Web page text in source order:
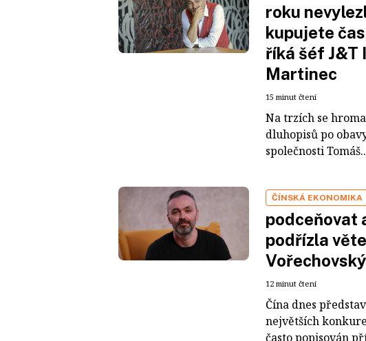
roku
kupujete
říká šéf J&T
Martinec
15 minut čtení
Na trzích se
dluhopisů po
společnosti
ČÍNSKÁ EKONOMIKA
podceňovat
podřízla
Vořechovský
12 minut čtení
Čína dnes
největších
často popisován